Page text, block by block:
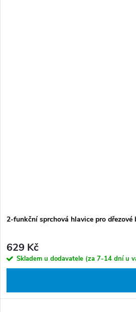
2-funkční sprchová hlavice pro dřezové
629 Kč
Skladem u dodavatele (za 7-14 dní u